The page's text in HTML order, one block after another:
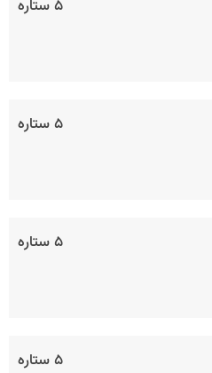
۵ ستاره
۵ ستاره
۵ ستاره
۵ ستاره